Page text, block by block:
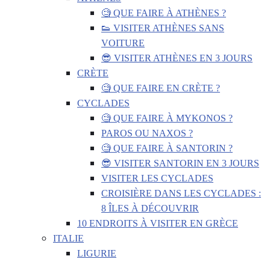
🧐 QUE FAIRE À ATHÈNES ?
👟 VISITER ATHÈNES SANS
VOITURE
😎 VISITER ATHÈNES EN 3 JOURS
CRÈTE
🧐 QUE FAIRE EN CRÈTE ?
CYCLADES
🧐 QUE FAIRE À MYKONOS ?
PAROS OU NAXOS ?
🧐 QUE FAIRE À SANTORIN ?
😎 VISITER SANTORIN EN 3 JOURS
VISITER LES CYCLADES
CROISIÈRE DANS LES CYCLADES :
8 ÎLES À DÉCOUVRIR
10 ENDROITS À VISITER EN GRÈCE
ITALIE
LIGURIE